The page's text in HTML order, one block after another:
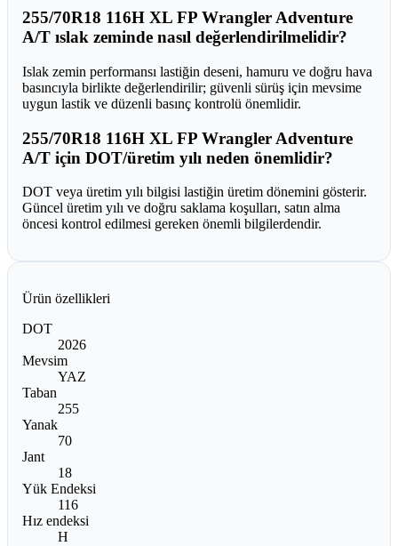
255/70R18 116H XL FP Wrangler Adventure
A/T ıslak zeminde nasıl değerlendirilmelidir?
Islak zemin performansı lastiğin deseni, hamuru ve doğru hava
basıncıyla birlikte değerlendirilir; güvenli sürüş için mevsime
uygun lastik ve düzenli basınç kontrolü önemlidir.
255/70R18 116H XL FP Wrangler Adventure
A/T için DOT/üretim yılı neden önemlidir?
DOT veya üretim yılı bilgisi lastiğin üretim dönemini gösterir.
Güncel üretim yılı ve doğru saklama koşulları, satın alma
öncesi kontrol edilmesi gereken önemli bilgilerdendir.
Ürün özellikleri
DOT
2026
Mevsim
YAZ
Taban
255
Yanak
70
Jant
18
Yük Endeksi
116
Hız endeksi
H